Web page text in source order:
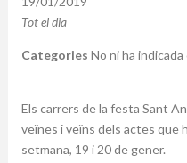
Tot el dia
Categories No ni ha
Els carrers de la festa Sant
veïnes i veïns dels actes que
setmana, 19 i 20 de gener.